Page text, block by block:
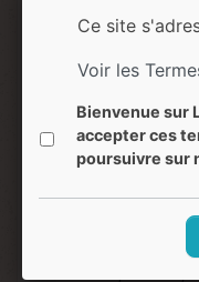
70-200 g/plante
HAUTEUR
60-150 cm
Ce site
Voir les
Bienvenue sur
accepter ces
poursuivre sur